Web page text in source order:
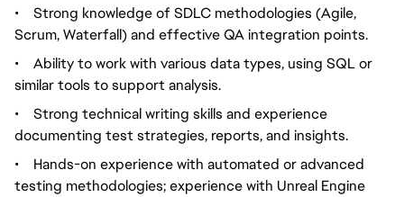
•
Strong knowledge of SDLC methodologies (Agile,
Scrum, Waterfall) and effective QA integration points.
•
Ability to work with various data types, using SQL or
similar tools to support analysis.
•
Strong technical writing skills and experience
documenting test strategies, reports, and insights.
•
Hands-on experience with automated or advanced
testing methodologies; experience with Unreal Engine